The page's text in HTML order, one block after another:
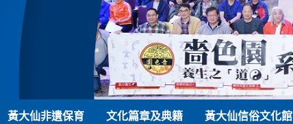
黃大仙非遺保育 文化篇章及典籍 黃大仙信俗文化館